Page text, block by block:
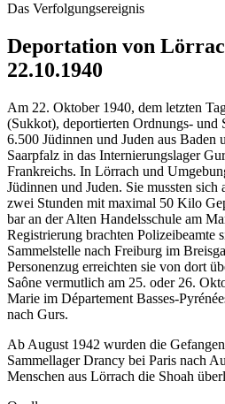
Das Verfolgungsereignis
Deportation von
22.10.1940
Am 22. Oktober 1940, dem letzten
(Sukkot), deportierten Ordnungs- und
6.500 Jüdinnen und Juden aus Baden
Saarpfalz in das Internierungslager
Frankreichs. In Lörrach und
Jüdinnen und Juden. Sie mussten
zwei Stunden mit maximal 50 Kilo
bar an der Alten Handelsschule am
Registrierung brachten Polizeibeamte
Sammelstelle nach Freiburg im
Personenzug erreichten sie von dort
Saône vermutlich am 25. oder 26.
Marie im Département Basses-
nach Gurs.
Ab August 1942 wurden die
Sammellager Drancy bei Paris nach
Menschen aus Lörrach die Shoah